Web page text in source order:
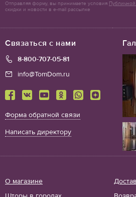
Связаться с нами
8-800-707-05-81
info@TomDom.ru
Форма обратной связи
Написать директору
О магазине
Отправляя форму, вы принимаете условия
скидки и новости в e-mail рассылке